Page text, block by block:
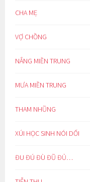
CHA MẸ
VỢ CHỒNG
NẮNG MIỀN TRUNG
MƯA MIỀN TRUNG
THAM NHŨNG
XÚI HỌC SINH NÓI DỐI
ĐU ĐÚ ĐÙ ĐŨ ĐỦ…